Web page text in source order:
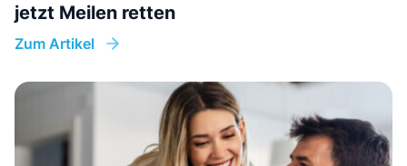
jetzt Meilen retten
Zum Artikel